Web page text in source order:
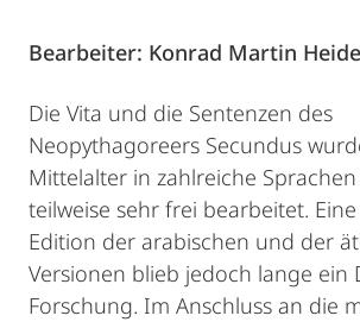
Bearbeiter: Konrad Martin Heide
Die Vita und die Sentenzen des
Neopythagoreers Secundus
Mittelalter in zahlreiche
teilweise sehr frei bearbeitet.
Edition der arabischen und der
Versionen blieb jedoch lange ein
Forschung. Im Anschluss an die